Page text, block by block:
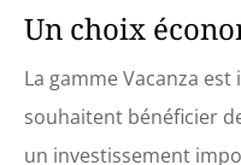
Un choix
La gamme Vacanza
souhaitent bénéficier
un investissement